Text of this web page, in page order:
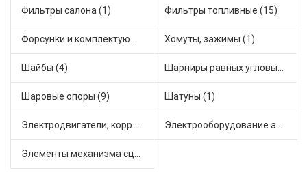
Фильтры салона (1) Фильтры топливные (15)
Форсунки и комплектующие (1) Хомуты, зажимы (1)
Шайбы (4) Шарниры равных угловых скоростей, приводные валы (16)
Шаровые опоры (9) Шатуны (1)
Электродвигатели, корректоры и приводы автомобильн (30) Электрооборудование автомобилей (12)
Элементы механизма сцепления (45)